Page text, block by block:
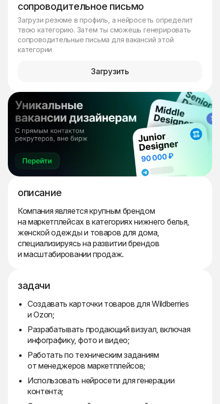
сопроводительное письмо
Загрузи резюме в профиль, а нейросеть определит
твою категорию. Затем ты сможешь генерировать
сопроводительные письма для вакансий этой
категории
Загрузить
описание
Компания является крупным брендом
на маркетплейсах в категориях нижнего белья,
женской одежды и товаров для дома,
специализируясь на развитии брендов
и масштабировании продаж.
задачи
Создавать карточки товаров для Wildberries
и Ozon;
Разрабатывать продающий визуал, включая
инфографику, фото и видео;
Работать по техническим заданиям
от менеджеров маркетплейсов;
Использовать нейросети для генерации
контента;